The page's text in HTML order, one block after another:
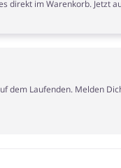
direkt im Warenkorb. Jetzt
dem Laufenden. Melden